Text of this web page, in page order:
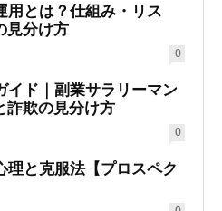
用とは？仕組み・リス
見分け方
0
イド｜副業サラリーマン
詐欺の見分け方
0
理と克服法【プロスペク